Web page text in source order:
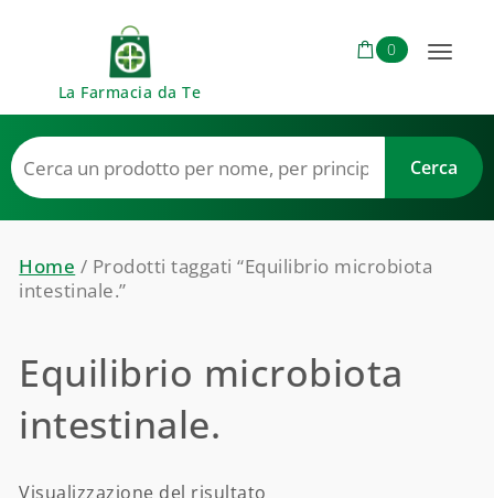
La Farmacia da Te
0
Toggle
Home / Prodotti taggati “Equilibrio microbiota
intestinale.”
Equilibrio microbiota
intestinale.
Visualizzazione del risultato